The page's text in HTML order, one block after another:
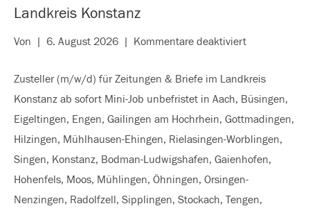
Landkreis Konstanz
Von | 6. August 2026 | Kommentare deaktiviertfür
(m/w/d)
für
Zeitungen
&
Briefe
im
Landkreis
Zusteller (m/w/d) für Zeitungen & Briefe im Landkreis
Konstanz ab sofort Mini-Job unbefristet in Aach, Büsingen,
Eigeltingen, Engen, Gailingen am Hochrhein, Gottmadingen,
Hilzingen, Mühlhausen-Ehingen, Rielasingen-Worblingen,
Singen, Konstanz, Bodman-Ludwigshafen, Gaienhofen,
Hohenfels, Moos, Mühlingen, Öhningen, Orsingen-
Nenzingen, Radolfzell, Sipplingen, Stockach, Tengen,